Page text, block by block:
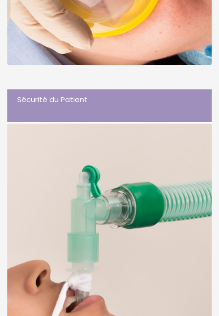
Sécurité du Patient